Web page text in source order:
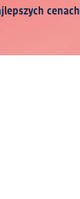
cenach